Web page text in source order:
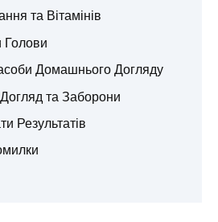
та Вітамінів
Голови
Домашнього Догляду
та Заборони
Результатів